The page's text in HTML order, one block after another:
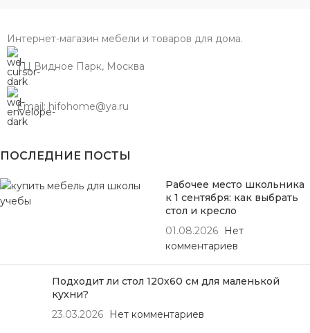
Интернет-магазин мебели и товаров для дома.
ТЦ Видное Парк, Москва
Email: hifohome@ya.ru
ПОСЛЕДНИЕ ПОСТЫ
Рабочее место школьника
к 1 сентября: как выбрать
стол и кресло
01.08.2026
Нет
комментариев
Подходит ли стол 120х60 см для маленькой
кухни?
23.03.2026
Нет комментариев